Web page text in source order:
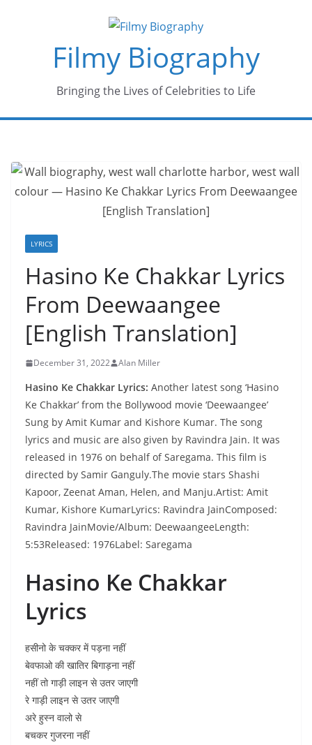
Filmy Biography
Bringing the Lives of Celebrities to Life
LYRICS
Hasino Ke Chakkar Lyrics
From Deewaangee
[English Translation]
December 31, 2022 Alan Miller
Hasino Ke Chakkar Lyrics: Another latest song ‘Hasino
Ke Chakkar’ from the Bollywood movie ‘Deewaangee’
Sung by Amit Kumar and Kishore Kumar. The song
lyrics and music are also given by Ravindra Jain. It was
released in 1976 on behalf of Saregama. This film is
directed by Samir Ganguly.The movie stars Shashi
Kapoor, Zeenat Aman, Helen, and Manju.Artist: Amit
Kumar, Kishore KumarLyrics: Ravindra JainComposed:
Ravindra JainMovie/Album: DeewaangeeLength:
5:53Released: 1976Label: Saregama
Hasino Ke Chakkar
Lyrics
हसीनो के चक्कर में पड़ना नहीं
बेवफाओ की खातिर बिगाड़ना नहीं
नहीं तो गाड़ी लाइन से उतर जाएगी
रे गाड़ी लाइन से उतर जाएगी
अरे हुस्न वालो से
बचकर गुजरना नहीं